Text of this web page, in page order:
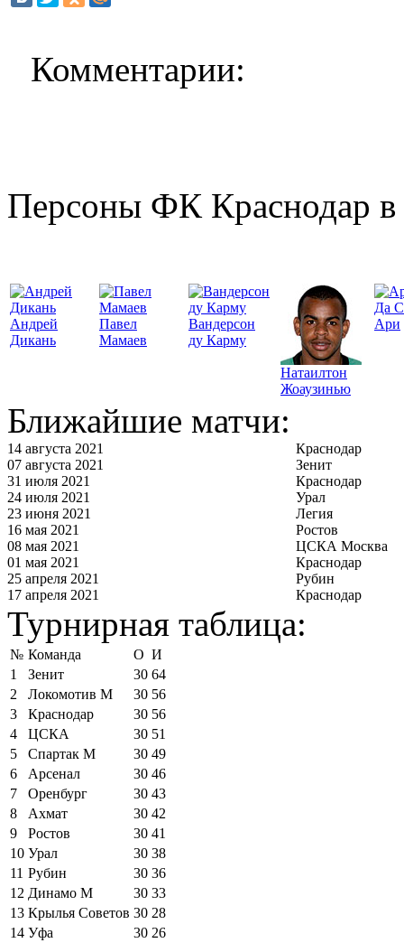
Комментарии:
Персоны ФК Краснодар в
Андрей
Дикань
Павел
Мамаев
Вандерсон
ду Карму
Натаилтон
Жоаузинью
Да
Ари
Ближайшие матчи:
14 августа 2021
Краснодар
07 августа 2021
Зенит
31 июля 2021
Краснодар
24 июля 2021
Урал
23 июня 2021
Легия
16 мая 2021
Ростов
08 мая 2021
ЦСКА Москва
01 мая 2021
Краснодар
25 апреля 2021
Рубин
17 апреля 2021
Краснодар
Турнирная таблица:
№ Команда О И
1
Зенит 30 64
2
Локомотив М 30 56
3
Краснодар 30 56
4
ЦСКА 30 51
5
Спартак М 30 49
6
Арсенал 30 46
7
Оренбург 30 43
8
Ахмат 30 42
9
Ростов 30 41
10 Урал 30 38
11 Рубин 30 36
12 Динамо М 30 33
13 Крылья Советов 30 28
14 Уфа 30 26